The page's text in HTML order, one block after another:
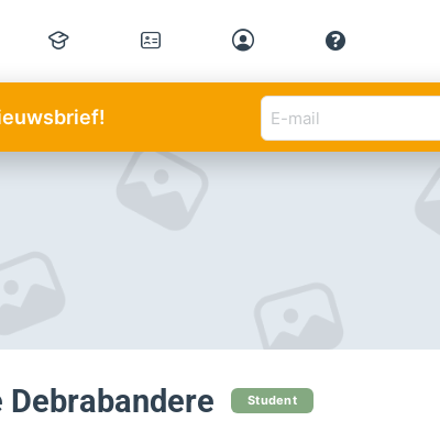
Debrabandere Student
E-
mail